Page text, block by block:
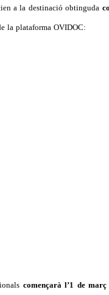
a la destinació obtinguda
la plataforma OVIDOC:
començarà l’1 de